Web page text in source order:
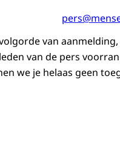
van
van de pers
we je helaas geen